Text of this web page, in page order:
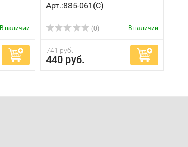
В наличии
Арт.:885-061(C)
(0) В наличии
741 руб.
440 руб.